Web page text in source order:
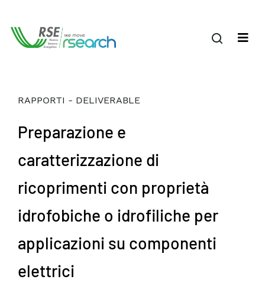
RAPPORTI - DELIVERABLE
Preparazione e
caratterizzazione di
ricoprimenti con proprietà
idrofobiche o idrofiliche per
applicazioni su componenti
elettrici